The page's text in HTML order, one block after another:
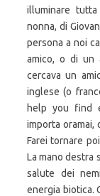
illuminare
nonna, di
persona a noi
amico, o di un
cercava un
inglese (o
help you find
importa
Farei tornare
La mano destra
salute dei
energia biotica.